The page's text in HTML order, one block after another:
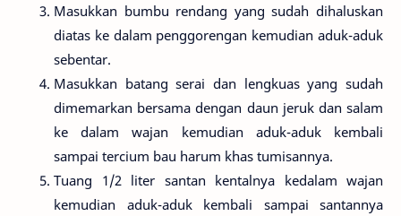
Masukkan bumbu rendang yang sudah dihaluskan
diatas ke dalam penggorengan kemudian aduk-aduk
sebentar.
Masukkan batang serai dan lengkuas yang sudah
dimemarkan bersama dengan daun jeruk dan salam
ke dalam wajan kemudian aduk-aduk kembali
sampai tercium bau harum khas tumisannya.
Tuang 1/2 liter santan kentalnya kedalam wajan
kemudian aduk-aduk kembali sampai santannya